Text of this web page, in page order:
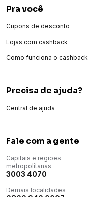
Pra você
Cupons de desconto
Lojas com cashback
Como funciona o cashback
Precisa de ajuda?
Central de ajuda
Fale com a gente
Capitais e regiões
metropolitanas
3003 4070
Demais localidades